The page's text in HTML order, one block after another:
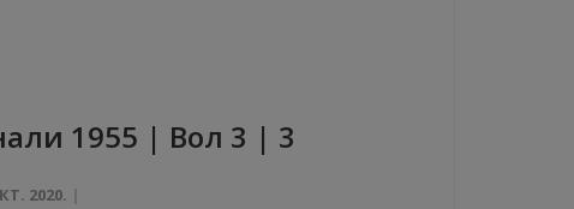
1955 | Вол 3 | 3
2020.